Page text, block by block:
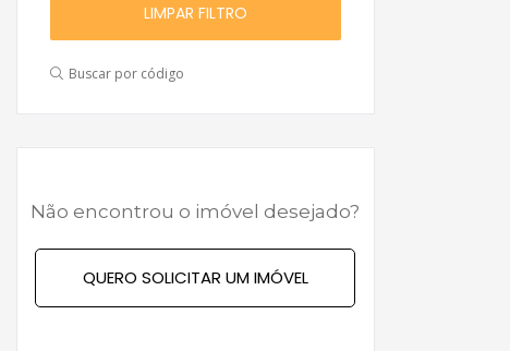
LIMPAR FILTRO
Buscar por código
Não encontrou o imóvel desejado?
QUERO SOLICITAR UM IMÓVEL